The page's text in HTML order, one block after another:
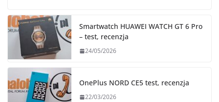
Smartwatch HUAWEI WATCH GT 6 Pro
– test, recenzja
24/05/2026
OnePlus NORD CE5 test, recenzja
22/03/2026